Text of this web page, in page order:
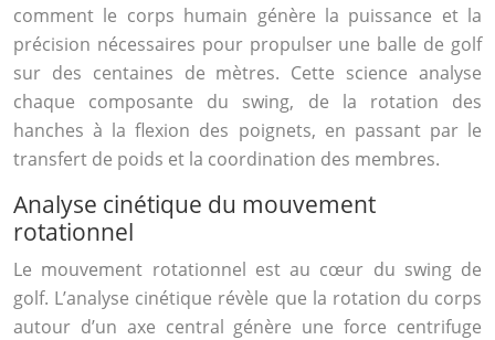
comment le corps humain génère la puissance et la
précision nécessaires pour propulser une balle de golf
sur des centaines de mètres. Cette science analyse
chaque composante du swing, de la rotation des
hanches à la flexion des poignets, en passant par le
transfert de poids et la coordination des membres.
Analyse cinétique du mouvement
rotationnel
Le mouvement rotationnel est au cœur du swing de
golf. L’analyse cinétique révèle que la rotation du corps
autour d’un axe central génère une force centrifuge